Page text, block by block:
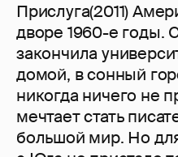
Прислуга(2011)
дворе 1960-е годы.
закончила
домой, в сонный
никогда ничего не
мечтает стать
большой мир. Но